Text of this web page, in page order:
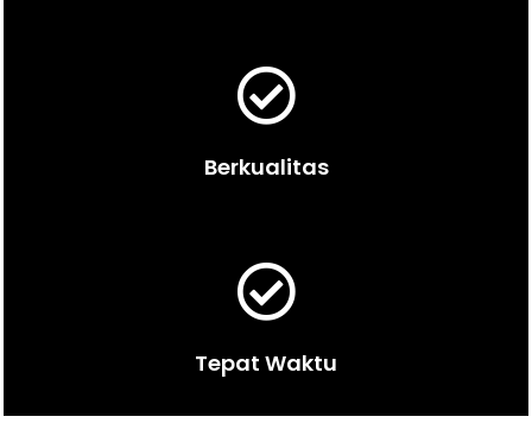
Berkualitas
Tepat Waktu